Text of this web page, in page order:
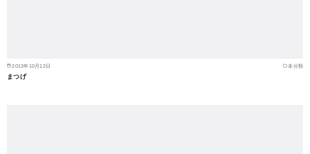
2013年10月12日 未分類
まつげ